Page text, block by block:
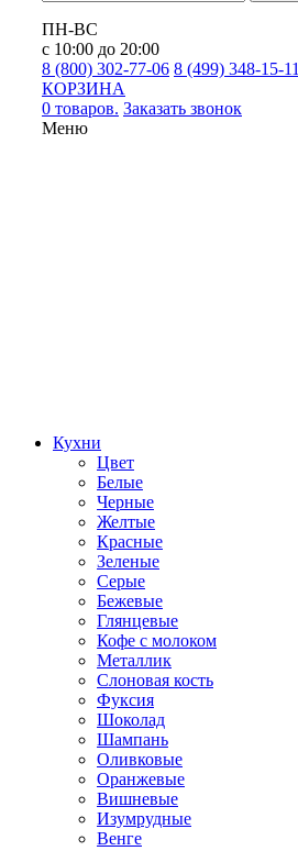
ПН-ВС
с 10:00 до 20:00
8 (800) 302-77-06 8 (499) 348-15-11
КОРЗИНА
0 товаров. Заказать звонок
Меню
Кухни
Цвет
Белые
Черные
Желтые
Красные
Зеленые
Серые
Бежевые
Глянцевые
Кофе с молоком
Металлик
Слоновая кость
Фуксия
Шоколад
Шампань
Оливковые
Оранжевые
Вишневые
Изумрудные
Венге